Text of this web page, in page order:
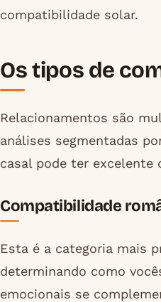
compatibilidade solar.
Os tipos de
Relacionamentos são
análises segmentadas
casal pode ter excelente
Compatibilidade
Esta é a categoria mais
determinando como
emocionais se